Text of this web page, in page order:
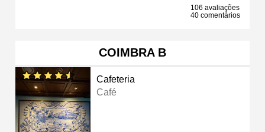
106 avaliações
40 comentários
COIMBRA B
Cafeteria
Café